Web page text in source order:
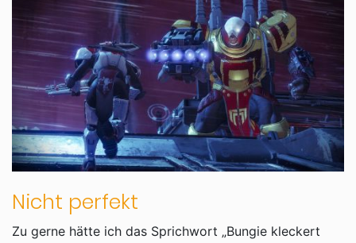
Nicht perfekt
Zu gerne hätte ich das Sprichwort „Bungie kleckert